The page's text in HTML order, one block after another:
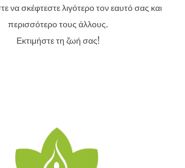
να σκέφτεστε λιγότερο τον εαυτό σας και
περισσότερο τους άλλους.
Εκτιμήστε τη ζωή σας!